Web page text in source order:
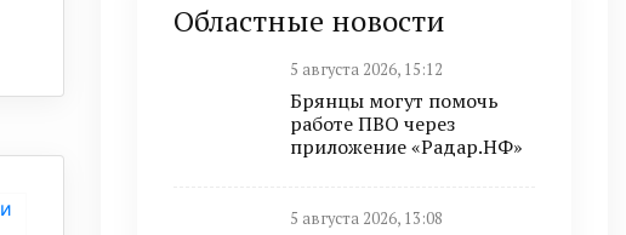
Областные новости
5 августа 2026, 15:12
Брянцы могут помочь
работе ПВО через
приложение «Радар.НФ»
5 августа 2026, 13:08